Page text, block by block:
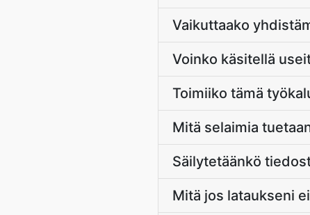
Vaikuttaako
Voinko käsitellä
Toimiiko tämä
Mitä selaimia
Säilytetäänkö
Mitä jos lataukseni